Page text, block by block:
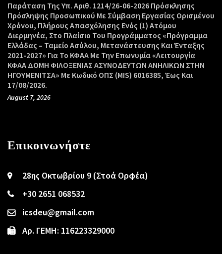
Παράταση Της Υπ. Αριθ. 1214/26-06-2026 Πρόσκλησης
Πρόσληψης Προσωπικού Με Σύμβαση Εργασίας Ορισμένου
Χρόνου, Πλήρους Απασχόλησης Ενός (1) Ατόμου
Διερμηνέα, Στο Πλαίσιο Του Προγράμματος «Πρόγραμμα
Ελλάδας – Ταμείο Ασύλου, Μετανάστευσης Και Ένταξης
2021-2027» Για Το ΚΦΑΑ Με Την Επωνυμία «Λειτουργία
ΚΦΑΑ ΔΟΜΗ ΦΙΛΟΞΕΝΙΑΣ ΑΣΥΝΟΔΕΥΤΩΝ ΑΝΗΛΙΚΩΝ ΣΤΗΝ
ΗΓΟΥΜΕΝΙΤΣΑ» Με Κωδικό ΟΠΣ (MIS) 6016385, Έως Και
17/08/2026.
August 7, 2026
Επικοινωνήστε
28ης Οκτωβρίου 9 (Στοά Ορφέα)
+30 2651 068532
icsdeu@gmail.com
Αρ. ΓΕΜΗ: 116223329000